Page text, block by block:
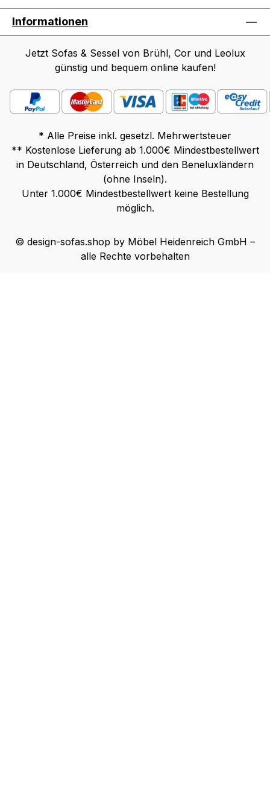
Arglist und Vorsatz sowie auf Schaden­
ersatz wegen Körperverletzungen sowie
bei grober Fahr­lässig­keit oder Vorsatz
bleibt unbe­rührt.
H 118 / T 90 - 171 Funktion: Rücken und
Fußteil sind stufenlos, motorisch über ein
Bedienfeld in der Armlehne einstellbar.
Inklusive Herz-Waage-Funktion. Kopfteil
individuell einstellbar. Bedienfeld: Edelstahl,
schwarz gebürstet oder Edelstahl gebürstet
. Fußform Standard: Sternfuß 5-armig,
Metallrahmen, Wellenfedern in Sitz und
Rücken, hochwertigster
Polyurethanschaum im Sandwichaufbau
mit Vliesabdeckung, Bezüge abziehbar
Informationen
Jetzt Sofas & Sessel von Brühl, Cor und Leolux
günstig und bequem online kaufen!
* Alle Preise inkl. gesetzl. Mehrwertsteuer
** Kostenlose Lieferung ab 1.000€ Mindestbestellwert
in Deutschland, Österreich und den Beneluxländern
(ohne Inseln).
Unter 1.000€ Mindestbestellwert keine Bestellung
möglich.
© design-sofas.shop by Möbel Heidenreich GmbH –
alle Rechte vorbehalten